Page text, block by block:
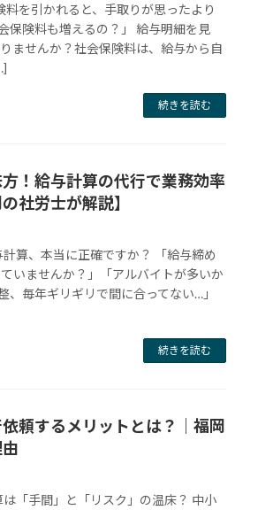
を引かれると、手取りが思ったより
保険料も増えるの？」 給与明細を見
ませんか？社会保険料は、給与から自
続きを読む
！給与計算の代行で業務効率
社労士が解説】
算、本当に正確ですか？ 「給与締め
いませんか？」「アルバイトが多いか
毎年ギリギリで間に合ってない…」
続きを読む
頼するメリットとは？｜福岡
「手間」と「リスク」の温床？ 中小